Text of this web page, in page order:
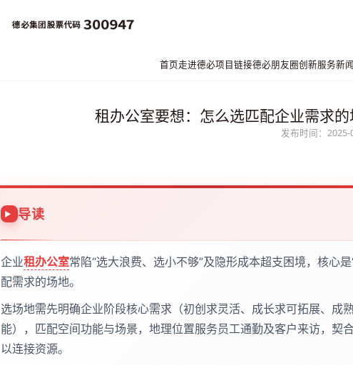
首页走进德必项目链接德必朋友圈创新服务新
租办公室要想：怎么选匹配企业需求
发布时间：2025-
导读
企业租办公室常陷“选大浪费、选小不够”及隐形成本超支困境，核心是
配需求的场地。
选场地需先明确企业阶段核心需求（初创求灵活、成长求可拓展、成
能），匹配空间功能与场景，地理位置服务员工通勤及客户来访，契
以连接资源。